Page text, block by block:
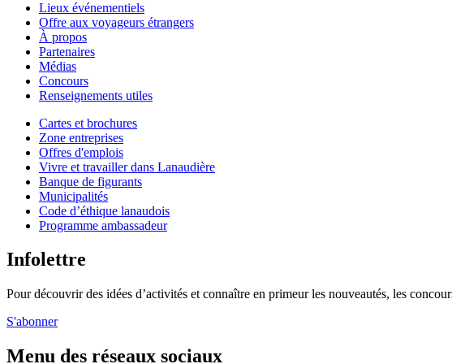
Lieux événementiels
Offre aux voyageurs étrangers
À propos
Partenaires
Médias
Concours
Renseignements utiles
Cartes et brochures
Zone entreprises
Offres d'emplois
Vivre et travailler dans Lanaudière
Banque de figurants
Municipalités
Code d’éthique lanaudois
Programme ambassadeur
Infolettre
Pour découvrir des idées d’activités et connaître en primeur les nouveautés, les
S'abonner
Menu des réseaux sociaux